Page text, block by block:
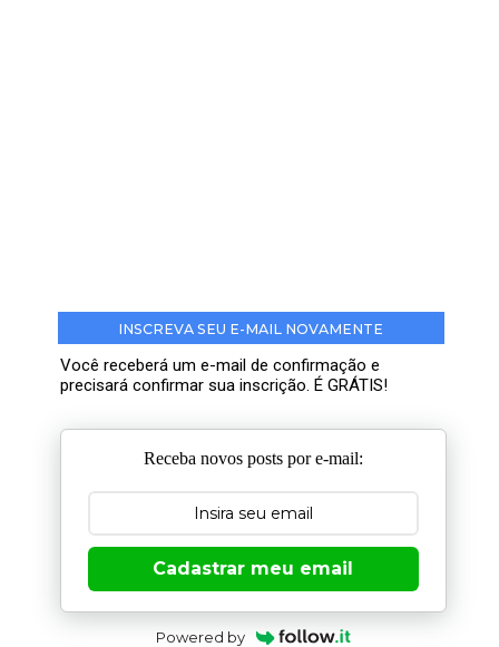
INSCREVA SEU E-MAIL NOVAMENTE
Você receberá um e-mail de confirmação e
precisará confirmar sua inscrição. É GRÁTIS!
Receba novos posts por e-mail:
Cadastrar meu email
Powered by